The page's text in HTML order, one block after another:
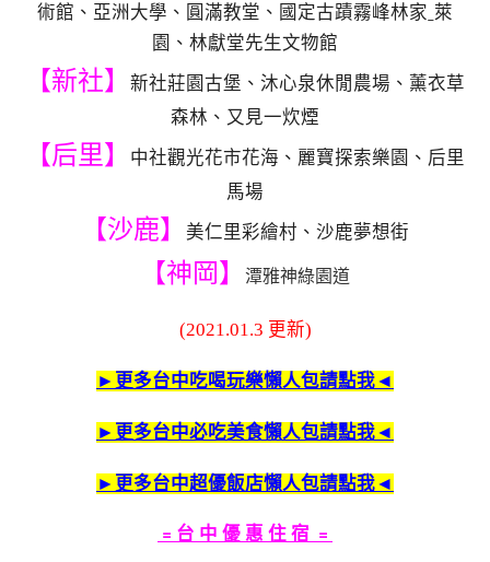
術館、亞洲大學、圓滿教堂、國定古蹟霧峰林家ˍ萊
園、林獻堂先生文物館
【新社】
新社莊園古堡、沐心泉休閒農場、薰衣草
森林、又見一炊煙
【后里】
中社觀光花市花海、麗寶探索樂園、后里
馬場
【沙鹿】 美仁里彩繪村、沙鹿夢想街
【神岡】 潭雅神綠園道
(2021.01.3 更新)
►更多台中吃喝玩樂懶人包請點我◄
►更多台中必吃美食懶人包請點我◄
►更多台中超優飯店懶人包請點我◄
﹦台 中 優 惠 住 宿 ﹦